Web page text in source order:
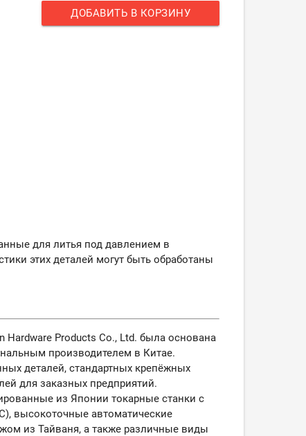
ДОБАВИТЬ В КОРЗИНУ
для литья под давлением в
этих деталей могут быть обработаны
Hardware Products Co., Ltd. была основана
производителем в Китае.
деталей, стандартных крепёжных
для заказных предприятий.
из Японии токарные станки с
высокоточные автоматические
из Тайваня, а также различные виды